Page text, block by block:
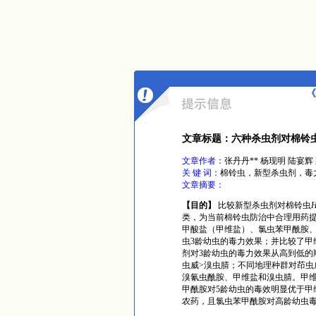
文章标题：六种杀虫剂对棉铃
文章作者： 张丹丹** 杨现明 陆宴
关 键 词： 棉铃虫，新型杀虫剂，
文章摘要：
【目的】 比较新型杀虫剂对棉铃虫
类，为当前棉铃虫防治中合理用药
甲酸盐（甲维盐）、氯虫苯甲酰胺
虫3龄幼虫的毒力效果；并比较了
剂对3龄幼虫的毒力效果从高到低
虫威>溴虫腈；不同地理种群对茚
溴氰虫酰胺、甲维盐和溴虫腈。甲
甲酰胺对5龄幼虫的毒效明显优于甲
农药，且氯虫苯甲酰胺对高龄幼虫